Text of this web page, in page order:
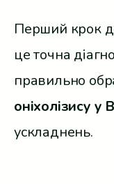
Перший крок
це точна
правильно
оніхолізису у
ускладнень.